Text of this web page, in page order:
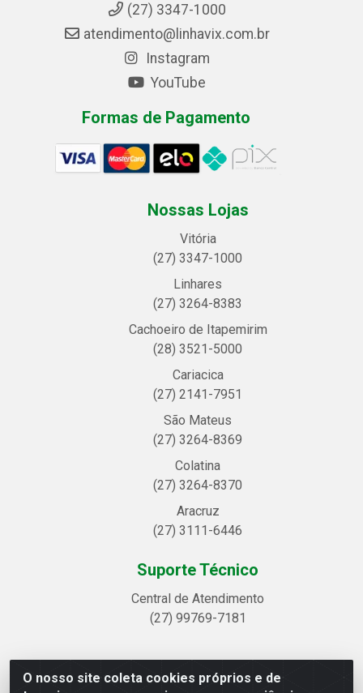
O nosso site coleta cookies próprios e de
(27) 3347-1000
atendimento@linhavix.com.br
Instagram
YouTube
Formas de Pagamento
Nossas Lojas
Vitória
(27) 3347-1000
Linhares
(27) 3264-8383
Cachoeiro de Itapemirim
(28) 3521-5000
Cariacica
(27) 2141-7951
São Mateus
(27) 3264-8369
Colatina
(27) 3264-8370
Aracruz
(27) 3111-6446
Suporte Técnico
Central de Atendimento
(27) 99769-7181
Linhavix Distribuidora LTDA - Avenida Alegre, 2521 -